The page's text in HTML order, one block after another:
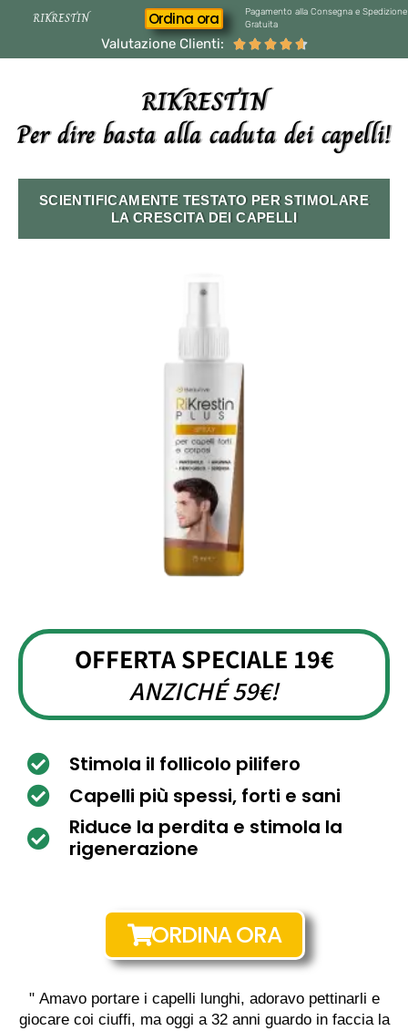
RIKRESTIN Ordina ora
Pagamento alla Consegna e Spedizione
Gratuita
Valutazione Clienti:     
RIKRESTIN
Per dire basta alla caduta dei capelli!
SCIENTIFICAMENTE TESTATO PER STIMOLARE
LA CRESCITA DEI CAPELLI
OFFERTA SPECIALE 19€
ANZICHÉ 59€!
Stimola il follicolo pilifero
Capelli più spessi, forti e sani
Riduce la perdita e stimola la
rigenerazione
ORDINA ORA
" Amavo portare i capelli lunghi, adoravo pettinarli e
giocare coi ciuffi, ma oggi a 32 anni guardo in faccia la